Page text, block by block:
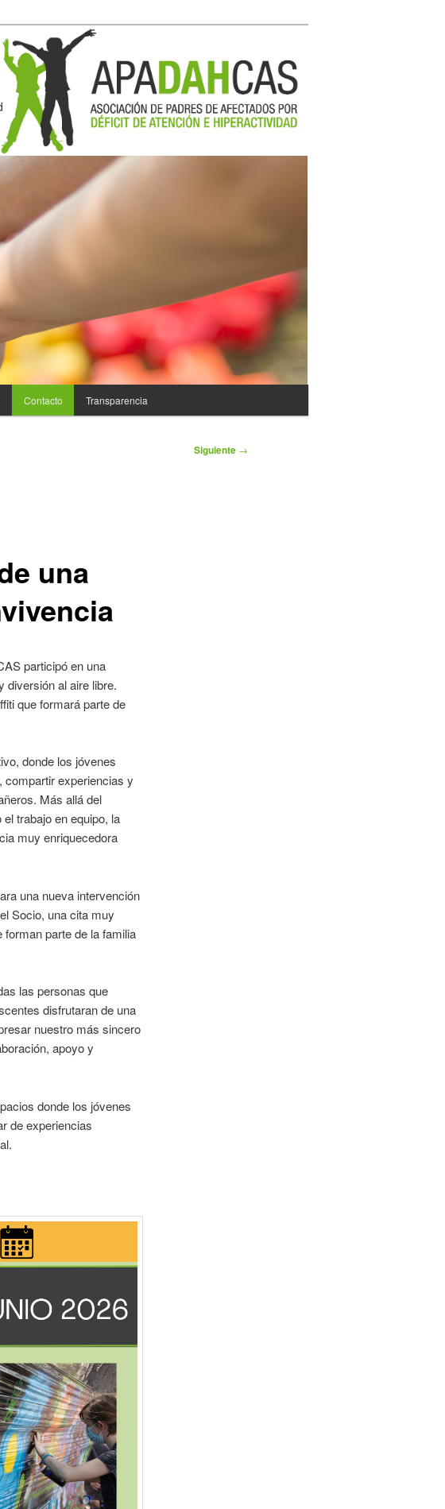
Contacto Transparencia
Siguiente →
una
participó en una
diversión al aire libre.
que formará parte de
donde los jóvenes
compartir experiencias y
Más allá del
trabajo en equipo, la
muy enriquecedora
una nueva intervención
Socio, una cita muy
parte de la familia
las personas que
disfrutaran de una
nuestro más sincero
apoyo y
donde los jóvenes
de experiencias